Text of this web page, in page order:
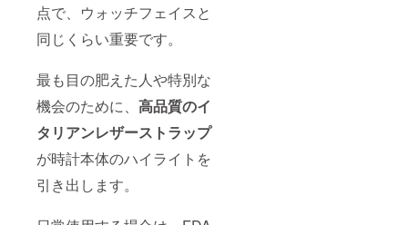
点で、ウォッチフェイスと
同じくらい重要です。
最も目の肥えた人や特別な
機会のために、 高品質のイ
タリアンレザーストラップ
が時計本体のハイライトを
引き出します。